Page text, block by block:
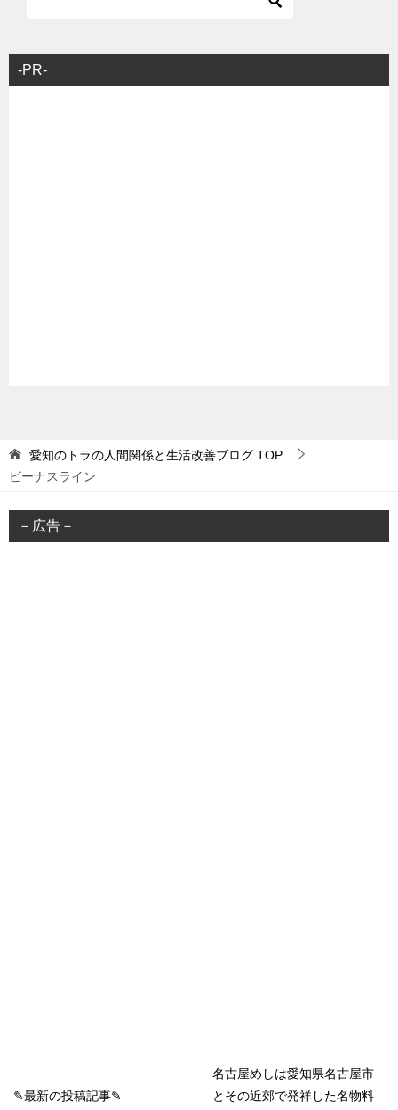
-PR-
愛知のトラの人間関係と生活改善ブログ TOP
ビーナスライン
－広告－
✎最新の投稿記事✎
名古屋めしは愛知県名古屋市
とその近郊で発祥した名物料